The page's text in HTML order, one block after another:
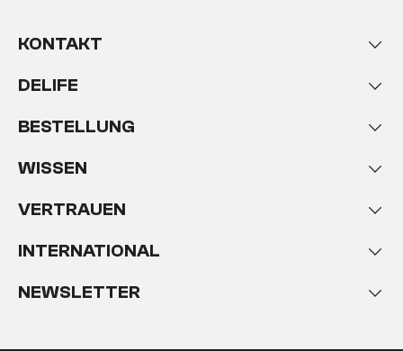
KONTAKT
DELIFE
BESTELLUNG
WISSEN
VERTRAUEN
INTERNATIONAL
NEWSLETTER